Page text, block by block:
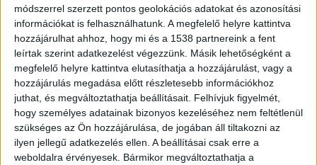
módszerrel szerzett pontos geolokációs adatokat és azonosítási
információkat is felhasználhatunk. A megfelelő helyre kattintva
hozzájárulhat ahhoz, hogy mi és a 1538 partnereink a fent
leírtak szerint adatkezelést végezzünk. Másik lehetőségként a
megfelelő helyre kattintva elutasíthatja a hozzájárulást, vagy a
hozzájárulás megadása előtt részletesebb információkhoz
juthat, és megváltoztathatja beállításait. Felhívjuk figyelmét,
hogy személyes adatainak bizonyos kezeléséhez nem feltétlenül
szükséges az Ön hozzájárulása, de jogában áll tiltakozni az
ilyen jellegű adatkezelés ellen. A beállításai csak erre a
weboldalra érvényesek. Bármikor megváltoztathatja a
Kilencmillió alatt indul a legolcsóbb elektromos
Volkswagen